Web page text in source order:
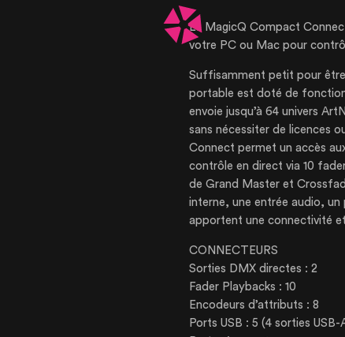
OUR AGENCY
OUR
OUR
OUR
Le MagicQ Compact
votre PC ou Mac pour
Suffisamment petit pour
portable est doté de
envoie jusqu’à 64 univers
sans nécessiter de licences
Connect permet un accès
contrôle en direct via 10
de Grand Master et
interne, une entrée audio,
apportent une connectivité
CONNECTEURS
Sorties DMX directes : 2
Fader Playbacks : 10
Encodeurs d’attributs : 8
Ports USB : 5 (4 sorties USB-